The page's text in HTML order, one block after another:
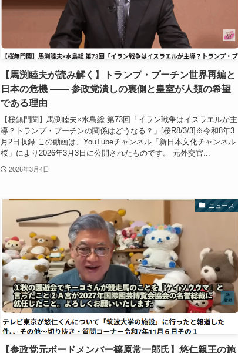
【馬渕睦夫が読み解く】トランプ・プーチン世界再編と
日本の危機 ―― 参政党潰しの裏側と皇室が人類の希望
である理由
【桜無門関】馬渕睦夫×水島総 第73回「イラン戦争はイスラエルが主
導？トランプ・プーチンの関係はどうなる？」[桜R8/3/3]※令和8年3
月2日収録 この動画は、YouTubeチャンネル「新日本文化チャンネル
桜」により2026年3月3日に公開されたものです。 元外交官...
2026年3月4日
ニュース
【参政党元ボードメンバー篠原常一郎氏】悠仁親王の施